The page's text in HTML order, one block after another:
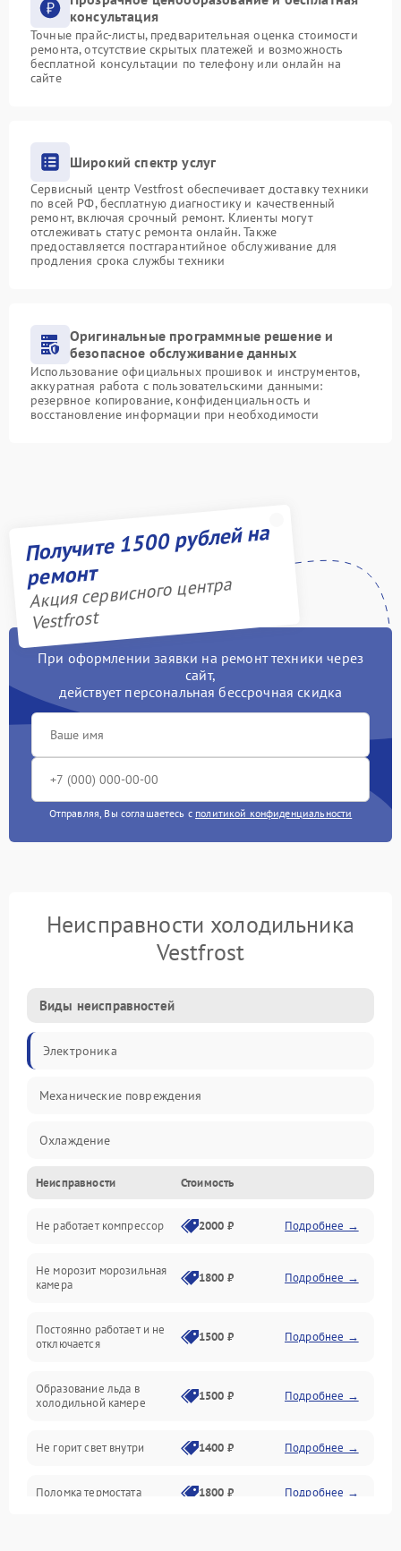
консультация
Точные прайс-листы, предварительная оценка стоимости
ремонта, отсутствие скрытых платежей и возможность
бесплатной консультации по телефону или онлайн на
сайте
Широкий спектр услуг
Сервисный центр Vestfrost обеспечивает доставку техники
по всей РФ, бесплатную диагностику и качественный
ремонт, включая срочный ремонт. Клиенты могут
отслеживать статус ремонта онлайн. Также
предоставляется постгарантийное обслуживание для
продления срока службы техники
Оригинальные программные решение и
безопасное обслуживание данных
Использование официальных прошивок и инструментов,
аккуратная работа с пользовательскими данными:
резервное копирование, конфиденциальность и
восстановление информации при необходимости
Получите 1500 рублей на
ремонт
Акция сервисного центра
Vestfrost
При оформлении заявки на ремонт техники через
сайт,
действует персональная бессрочная скидка
Отправляя, Вы соглашаетесь с политикой конфиденциальности
Неисправности холодильника
Vestfrost
Виды неисправностей
Электроника
Механические повреждения
Охлаждение
Механика
Электропитание
Дренаж
Неисправности Стоимость
Не работает компрессор 2000 ₽ Подробнее →
Не морозит морозильная
камера
1800 ₽ Подробнее →
Постоянно работает и не
отключается
1500 ₽ Подробнее →
Образование льда в
холодильной камере
1500 ₽ Подробнее →
Не горит свет внутри 1400 ₽ Подробнее →
Поломка термостата 1800 ₽ Подробнее →